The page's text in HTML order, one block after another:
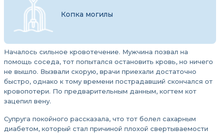
Копка могилы
Началось сильное кровотечение. Мужчина позвал на
помощь соседа, тот попытался остановить кровь, но ничего
не вышло. Вызвали скорую, врачи приехали достаточно
быстро, однако к тому времени пострадавший скончался от
кровопотери. По предварительным данным, когтем кот
зацепил вену.
Супруга покойного рассказала, что тот болел сахарным
диабетом, который стал причиной плохой свертываемости